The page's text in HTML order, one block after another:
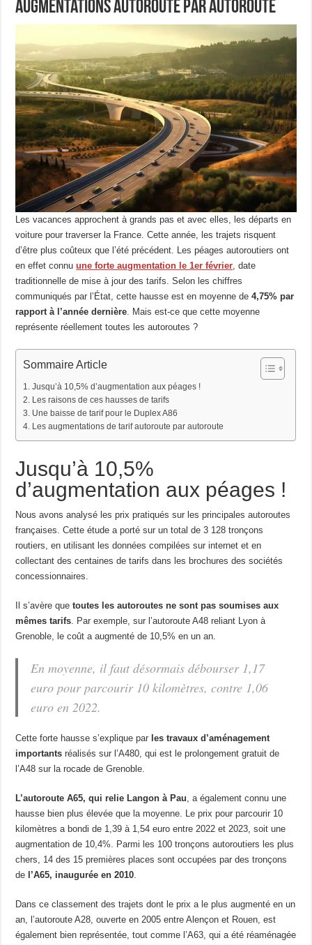
augmentations autoroute par autoroute
Les vacances approchent à grands pas et avec elles, les départs en
voiture pour traverser la France. Cette année, les trajets risquent
d’être plus coûteux que l’été précédent. Les péages autoroutiers ont
en effet connuune forte augmentation le 1er février , date
traditionnelle de mise à jour des tarifs. Selon les chiffres
communiqués par l’État, cette hausse est en moyenne de 4,75% par
rapport à l’année dernière . Mais est-ce que cette moyenne
représente réellement toutes les autoroutes ?
Sommaire Article
Jusqu’à 10,5% d’augmentation aux péages !
Les raisons de ces hausses de tarifs
Une baisse de tarif pour le Duplex A86
Les augmentations de tarif autoroute par autoroute
Jusqu’à 10,5%
d’augmentation aux péages !
Nous avons analysé les prix pratiqués sur les principales autoroutes
françaises. Cette étude a porté sur un total de 3 128 tronçons
routiers, en utilisant les données compilées sur internet et en
collectant des centaines de tarifs dans les brochures des sociétés
concessionnaires.
Il s’avère quetoutes les autoroutes ne sont pas soumises aux
mêmes tarifs . Par exemple, sur l’autoroute A48 reliant Lyon à
Grenoble, le coût a augmenté de 10,5% en un an.
En moyenne, il faut désormais débourser 1,17
euro pour parcourir 10 kilomètres, contre 1,06
euro en 2022.
Cette forte hausse s’explique par les travaux d’aménagement
importants réalisés sur l’A480, qui est le prolongement gratuit de
l’A48 sur la rocade de Grenoble.
L’autoroute A65, qui relie Langon à Pau , a également connu une
hausse bien plus élevée que la moyenne. Le prix pour parcourir 10
kilomètres a bondi de 1,39 à 1,54 euro entre 2022 et 2023, soit une
augmentation de 10,4%. Parmi les 100 tronçons autoroutiers les plus
chers, 14 des 15 premières places sont occupées par des tronçons
de l’A65, inaugurée en 2010
Dans ce classement des trajets dont le prix a le plus augmenté en un
an, l’autoroute A28, ouverte en 2005 entre Alençon et Rouen, est
également bien représentée, tout comme l’A63, qui a été réaménagée